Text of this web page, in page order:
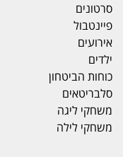
סרטונים
פיינטבול
אירועים
ילדים
כוחות הביטחון
סלבריטאים
משחקי ליגה
משחקי לילה